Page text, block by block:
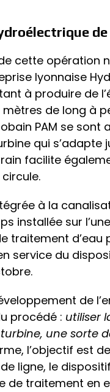
cette opération
lyonnaise
à produire de
de long à
PAM se
qui
facilite
à la
installée sur
traitement
service du
de
procédé : utiliser
une sorte
l’objectif est
ligne, le
de traitement en